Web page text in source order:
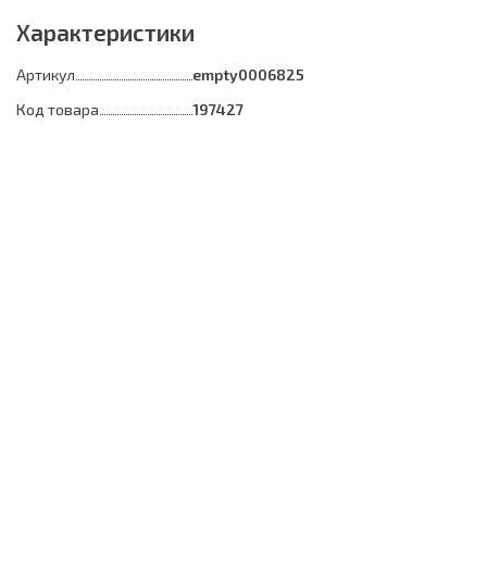
Характеристики
Артикул
empty0006825
Код товара
197427